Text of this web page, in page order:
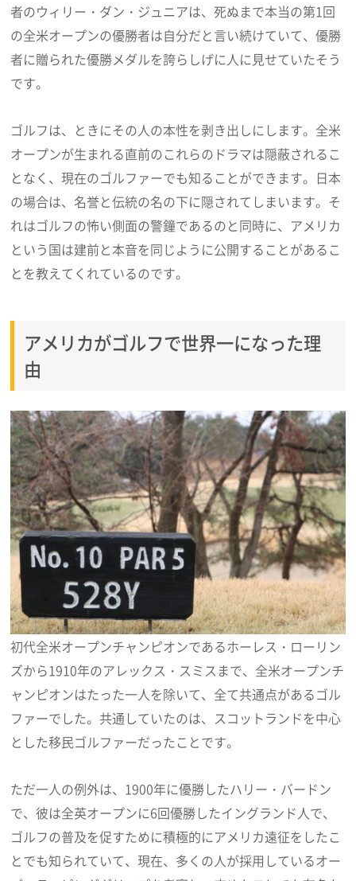
者のウィリー・ダン・ジュニアは、死ぬまで本当の第1回
の全米オープンの優勝者は自分だと言い続けていて、優勝
者に贈られた優勝メダルを誇らしげに人に見せていたそう
です。
ゴルフは、ときにその人の本性を剥き出しにします。全米
オープンが生まれる直前のこれらのドラマは隠蔽されるこ
となく、現在のゴルファーでも知ることができます。日本
の場合は、名誉と伝統の名の下に隠されてしまいます。そ
れはゴルフの怖い側面の警鐘であるのと同時に、アメリカ
という国は建前と本音を同じように公開することがあるこ
とを教えてくれているのです。
アメリカがゴルフで世界一になった理
由
初代全米オープンチャンピオンであるホーレス・ローリン
ズから1910年のアレックス・スミスまで、全米オープンチ
ャンピオンはたった一人を除いて、全て共通点があるゴル
ファーでした。共通していたのは、スコットランドを中心
とした移民ゴルファーだったことです。
ただ一人の例外は、1900年に優勝したハリー・バードン
で、彼は全英オープンに6回優勝したイングランド人で、
ゴルフの普及を促すために積極的にアメリカ遠征をしたこ
とでも知られていて、現在、多くの人が採用しているオー